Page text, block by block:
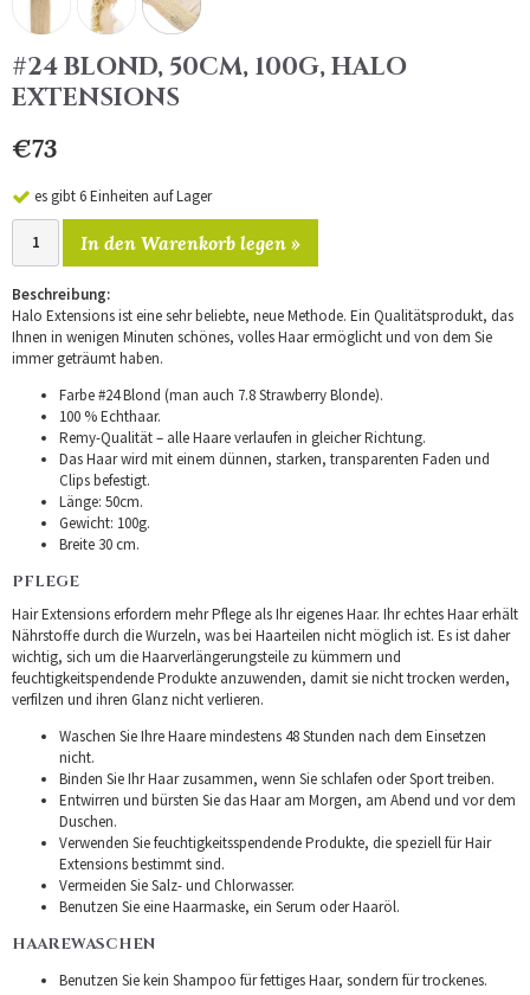
#24 BLOND, 50CM, 100G, HALO
EXTENSIONS
€73
es gibt 6 Einheiten auf Lager
In den Warenkorb legen »
Beschreibung:
Halo Extensions ist eine sehr beliebte, neue Methode. Ein Qualitätsprodukt, das
Ihnen in wenigen Minuten schönes, volles Haar ermöglicht und von dem Sie
immer geträumt haben.
Farbe #24 Blond (man auch 7.8 Strawberry Blonde).
100 % Echthaar.
Remy-Qualität – alle Haare verlaufen in gleicher Richtung.
Das Haar wird mit einem dünnen, starken, transparenten Faden und
Clips befestigt.
Länge: 50cm.
Gewicht: 100g.
Breite 30 cm.
PFLEGE
Hair Extensions erfordern mehr Pflege als Ihr eigenes Haar. Ihr echtes Haar erhält
Nährstoffe durch die Wurzeln, was bei Haarteilen nicht möglich ist. Es ist daher
wichtig, sich um die Haarverlängerungsteile zu kümmern und
feuchtigkeitspendende Produkte anzuwenden, damit sie nicht trocken werden,
verfilzen und ihren Glanz nicht verlieren.
Waschen Sie Ihre Haare mindestens 48 Stunden nach dem Einsetzen
nicht.
Binden Sie Ihr Haar zusammen, wenn Sie schlafen oder Sport treiben.
Entwirren und bürsten Sie das Haar am Morgen, am Abend und vor dem
Duschen.
Verwenden Sie feuchtigkeitsspendende Produkte, die speziell für Hair
Extensions bestimmt sind.
Vermeiden Sie Salz- und Chlorwasser.
Benutzen Sie eine Haarmaske, ein Serum oder Haaröl.
HAAREWASCHEN
Benutzen Sie kein Shampoo für fettiges Haar, sondern für trockenes.